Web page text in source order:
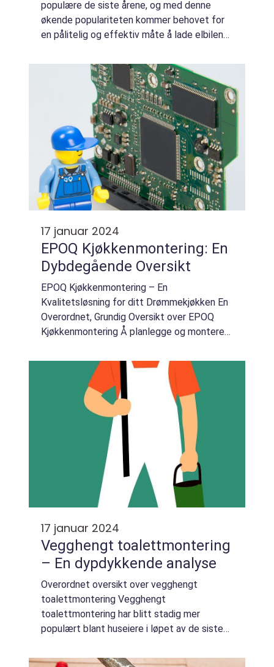
populære de siste årene, og med denne
økende populariteten kommer behovet for
en pålitelig og effektiv måte å lade elbilene
montering av elbillader, som sikrer at bi...
17 januar 2024
EPOQ Kjøkkenmontering: En
Dybdegående Oversikt
EPOQ Kjøkkenmontering – En
Kvalitetsløsning for ditt Drømmekjøkken En
Overordnet, Grundig Oversikt over EPOQ
Kjøkkenmontering Å planlegge og montere
tidkrevende prosess. Heldigvis har EPOQ
kjøkkenmonter...
17 januar 2024
Vegghengt toalettmontering
– En dypdykkende analyse
Overordnet oversikt over vegghengt
toalettmontering Vegghengt
toalettmontering har blitt stadig mer
populært blant huseiere i løpet av de siste
tradisjonelle gulvmonterte toaletter kan gi